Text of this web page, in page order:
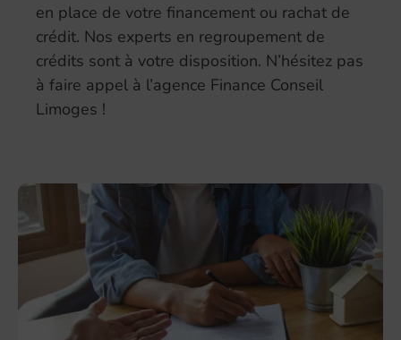
en place de votre financement ou rachat de
crédit. Nos experts en regroupement de
crédits sont à votre disposition. N’hésitez pas
à faire appel à l’agence Finance Conseil
Limoges !